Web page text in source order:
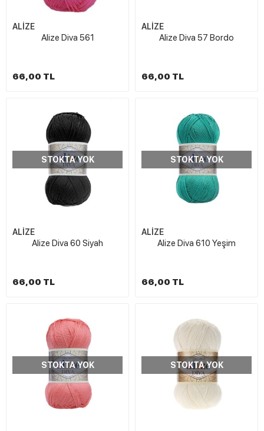
ALİZE
Alize Diva 561
66,00 TL
ALİZE
Alize Diva 57 Bordo
66,00 TL
STOKTA YOK
ALİZE
Alize Diva 60 Siyah
66,00 TL
STOKTA YOK
ALİZE
Alize Diva 610 Yeşim
66,00 TL
STOKTA YOK STOKTA YOK